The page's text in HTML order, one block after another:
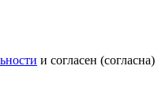
и согласен